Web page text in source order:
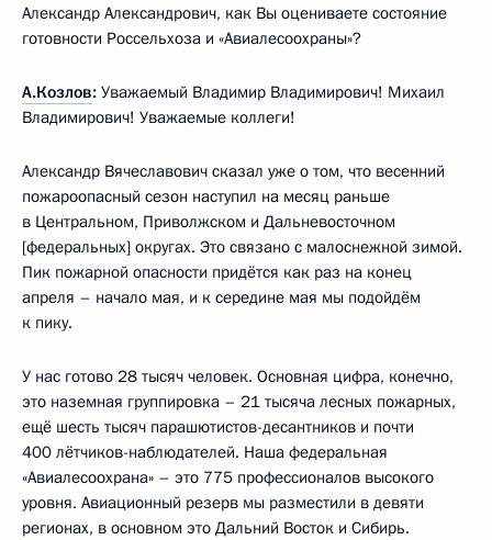
Александр Александрович, как Вы оцениваете состояние
готовности Россельхоза и «Авиалесоохраны»?
А.Козлов: Уважаемый Владимир Владимирович! Михаил
Владимирович! Уважаемые коллеги!
Александр Вячеславович сказал уже о том, что весенний
пожароопасный сезон наступил на месяц раньше
в Центральном, Приволжском и Дальневосточном
[федеральных] округах. Это связано с малоснежной зимой.
Пик пожарной опасности придётся как раз на конец
апреля – начало мая, и к середине мая мы подойдём
к пику.
У нас готово 28 тысяч человек. Основная цифра, конечно,
это наземная группировка – 21 тысяча лесных пожарных,
ещё шесть тысяч парашютистов-десантников и почти
400 лётчиков-наблюдателей. Наша федеральная
«Авиалесоохрана» – это 775 профессионалов высокого
уровня. Авиационный резерв мы разместили в девяти
регионах, в основном это Дальний Восток и Сибирь.